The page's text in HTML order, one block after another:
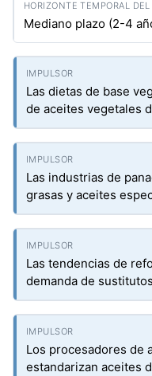
Mediano plazo (2-4
Las dietas de base
de aceites vegetales
Las industrias de
grasas y aceites
Las tendencias de
demanda de
Los procesadores de
estandarizan aceites